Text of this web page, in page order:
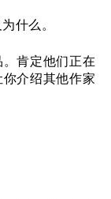
什么。
肯定他们正在
介绍其他作家